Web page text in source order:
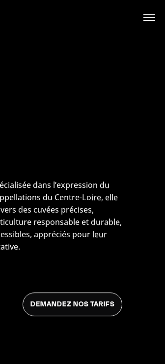
dans l’expression du
du Centre-Loire, elle
des cuvées précises,
responsable et durable,
appréciés pour leur